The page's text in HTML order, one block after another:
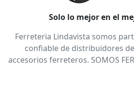
Solo lo mejor en el
Ferreteria Lindavista somos
confiable de distribuidores
accesorios ferreteros. SOMOS